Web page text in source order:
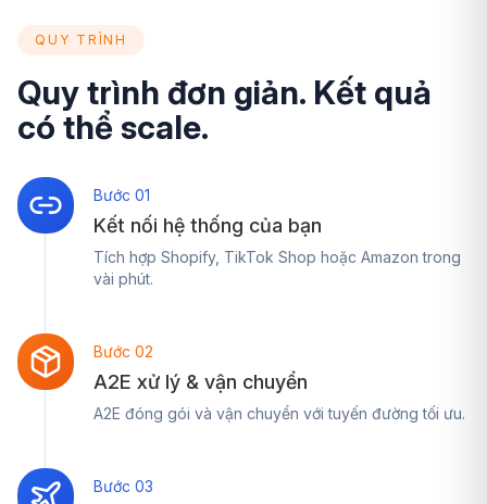
QUY TRÌNH
Quy trình đơn giản. Kết quả
có thể scale.
Bước 01
Kết nối hệ thống của bạn
Tích hợp Shopify, TikTok Shop hoặc Amazon trong
vài phút.
Bước 02
A2E xử lý & vận chuyển
A2E đóng gói và vận chuyển với tuyến đường tối ưu.
Bước 03